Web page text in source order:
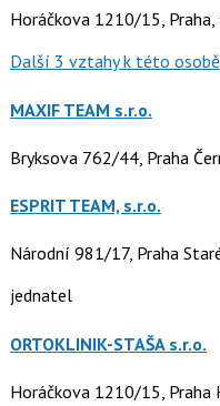
Horáčkova 1210/15,
Další 3 vztahy k této osobě
MAXIF TEAM s.r.o.
Bryksova 762/44, Praha
ESPRIT TEAM, s.r.o.
Národní 981/17, Praha
jednatel
ORTOKLINIK-STAŠA s.r.o.
Horáčkova 1210/15, Praha